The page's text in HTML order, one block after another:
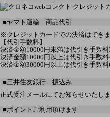
■ヤマト運輸 商品代引
※クレジットカードでの決済はできま
【代引手数料】
決済金額10000円未満は代引き手数料
決済金額10000円以上は代引き手数料
決済金額30000円以上は代引き手数料
■三井住友銀行 振込み
正式受注メールにてお知らせいたしま
■ポイントご利用頂けます